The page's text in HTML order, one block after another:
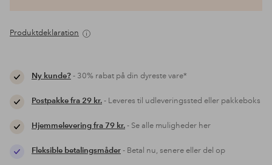
Produktdeklaration
Ny kunde?- 30% rabat på din dyreste vare*
Postpakke fra 29 kr.- Leveres til udleveringssted eller pakkeboks
Hjemmelevering fra 79 kr.- Se alle muligheder her
Fleksible betalingsmåder- Betal nu, senere eller del op